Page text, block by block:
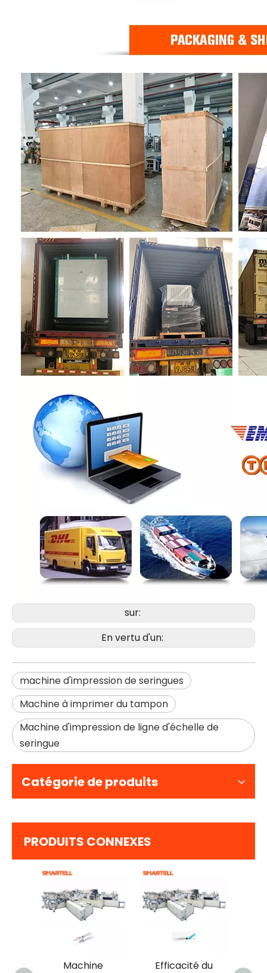
sur:
En vertu d'un:
machine d'impression de seringues
Machine à imprimer du tampon
Machine d'impression de ligne d'échelle de
seringue
Catégorie de produits
PRODUITS CONNEXES
de
Machine
Efficacité du